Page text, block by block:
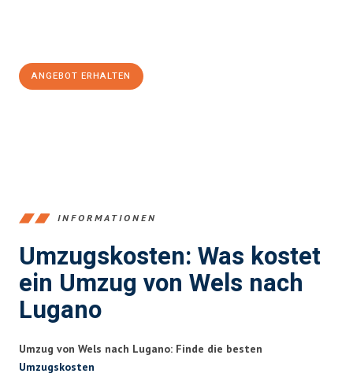
ANGEBOT ERHALTEN
INFORMATIONEN
Umzugskosten: Was kostet
ein Umzug von Wels nach
Lugano
Umzug von Wels nach Lugano: Finde die besten
Umzugskosten